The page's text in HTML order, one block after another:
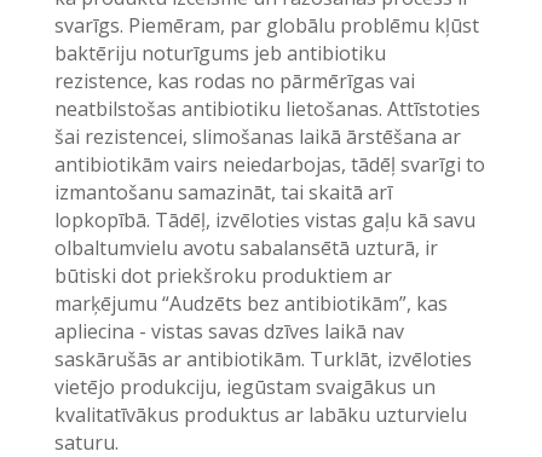
svarīgs. Piemēram, par globālu problēmu kļūst
baktēriju noturīgums jeb antibiotiku
rezistence, kas rodas no pārmērīgas vai
neatbilstošas antibiotiku lietošanas. Attīstoties
šai rezistencei, slimošanas laikā ārstēšana ar
antibiotikām vairs neiedarbojas, tādēļ svarīgi to
izmantošanu samazināt, tai skaitā arī
lopkopībā. Tādēļ, izvēloties vistas gaļu kā savu
olbaltumvielu avotu sabalansētā uzturā, ir
būtiski dot priekšroku produktiem ar
marķējumu “Audzēts bez antibiotikām”, kas
apliecina - vistas savas dzīves laikā nav
saskārušās ar antibiotikām. Turklāt, izvēloties
vietējo produkciju, iegūstam svaigākus un
kvalitatīvākus produktus ar labāku uzturvielu
saturu.